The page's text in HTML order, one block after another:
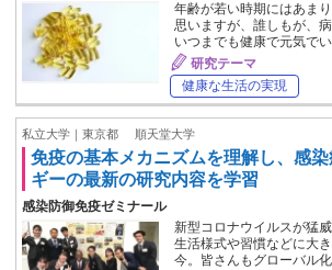
年齢が若い時期にはあま
思いますが、誰しもが、
いつまでも健康で元気で
研究テーマ
健康な生活の実現
私立大学｜東京都 順天堂大学
免疫の基本メカニズムを理解し、感
ギーの最新の研究内容を学習
感染防御免疫ゼミナール
新型コロナウイルスが猛
生活様式や習慣などに大
今。皆さんもグローバル